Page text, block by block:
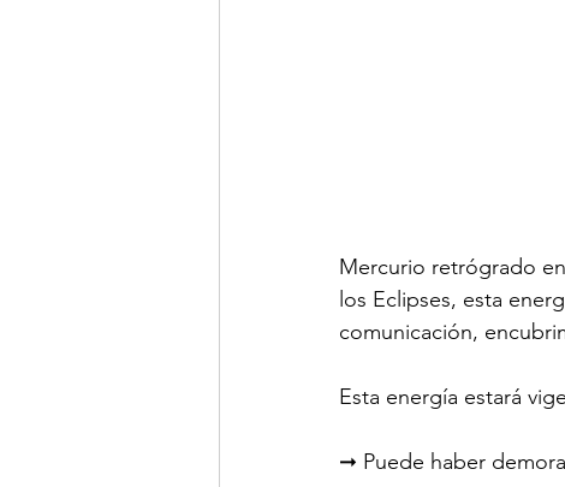
Mercurio retrógrado
los Eclipses, esta
comunicación,
Esta energía estará
➞ Puede haber